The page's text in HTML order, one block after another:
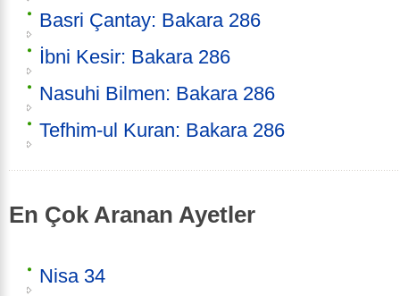
Basri Çantay: Bakara 286
İbni Kesir: Bakara 286
Nasuhi Bilmen: Bakara 286
Tefhim-ul Kuran: Bakara 286
En Çok Aranan Ayetler
Nisa 34